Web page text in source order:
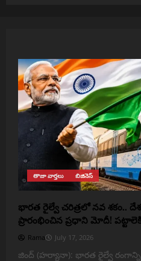
తాజా వార్తలు బిజినెస్
భారత రైల్వే చరిత్రలో నవ శకం..
ప్రారంభించిన ప్రధాని మోదీ!
Rama July 17, 2026
జింద్ (హర్యానా): భారత రైల్వే